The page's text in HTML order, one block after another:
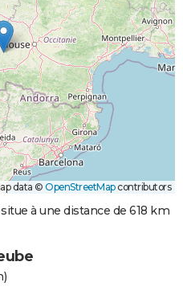
data © OpenStreetMapcontributors
à une distance de 618 km